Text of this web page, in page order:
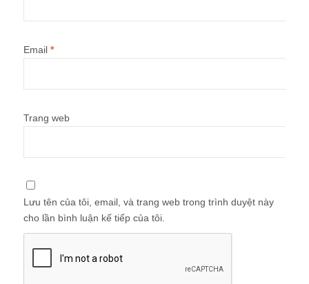
Email *
Trang web
Lưu tên của tôi, email, và trang web trong trình duyệt này
cho lần bình luận kế tiếp của tôi.